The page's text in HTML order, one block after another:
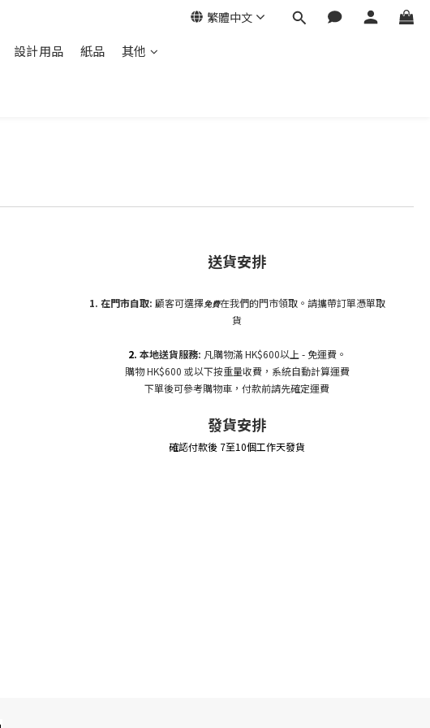
繁體中文
設計用品 紙品
其他
送貨安排
1. 在門市自取: 顧客可選擇免費在我們的門市領取。請攜帶訂單憑單取
貨
2. 本地送貨服務: 凡購物滿 HK$600以上 - 免運費。
購物 HK$600 或以下按重量收費，系統自動計算運費
下單後可參考購物車，付款前請先確定運費
發貨安排
確認付款後 7至10個工作天發貨